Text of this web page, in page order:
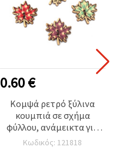
0.60 €
Κομψά ρετρό ξύλινα
κουμπιά σε σχήμα
φύλλου, ανάμεικτα για
χειροτεχνίες, 26x25x2
Κωδικός: 121818